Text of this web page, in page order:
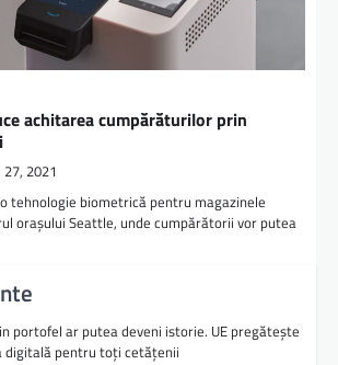
achitarea cumpărăturilor prin
2021
tehnologie biometrică pentru magazinele
oraşului Seattle, unde cumpărătorii vor putea
portofel ar putea deveni istorie. UE pregătește
digitală pentru toți cetățenii